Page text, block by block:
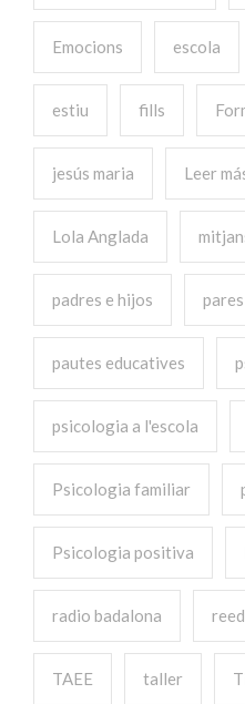
Emocions escola
estiu fills
jesús maria Leer
Lola Anglada
padres e hijos pares
pautes educatives
psicologia a l'escola
Psicologia familiar
Psicologia positiva
radio badalona
TAEE taller